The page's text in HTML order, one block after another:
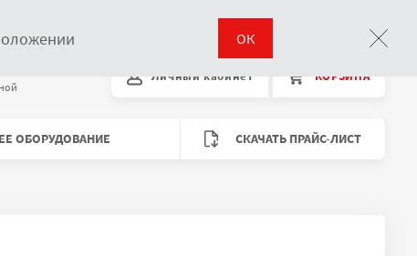
Время работы
Личный кабинет КОРЗИНА
ОБОРУДОВАНИЕ СКАЧАТЬ ПРАЙС-ЛИСТ
ОК